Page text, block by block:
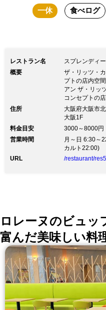
一休 食べログ
レストラン名
スプレンディ
概要
ザ・リッツ・
プトの店内空
アン ザ・リッ
コンセプトの
イタリアン◆ホ
約受付中◆ ～
ラスダイニン
な人と、大切
ィ等に ◎ザ・リッツカールトン大阪内の確たる非日常
を・・・ 華麗
住所
大阪府大阪市
大阪1F
料金目安
3000～8000円
営業時間
月～日 6:30～
カルト22:00)
URL
/restaurant/
ロレーヌのビュッ
富んだ美味しい料